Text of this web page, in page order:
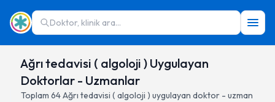
Doktor, klinik ara...
Ağrı tedavisi ( algoloji ) Uygulayan
Doktorlar - Uzmanlar
Toplam 64Ağrı tedavisi ( algoloji ) uygulayan doktor - uzman